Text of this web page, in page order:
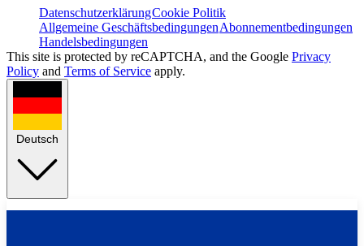
DatenschutzerklärungCookie Politik
Allgemeine GeschäftsbedingungenAbonnementbedingungen
Handelsbedingungen
This site is protected by reCAPTCHA, and the Google Privacy
Policy and Terms of Service apply.
Deutsch